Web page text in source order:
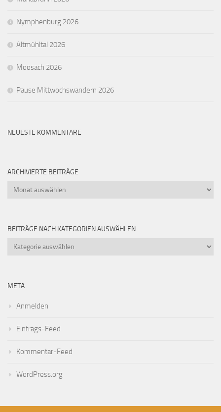
Nymphenburg 2026
Altmühltal 2026
Moosach 2026
Pause Mittwochswandern 2026
NEUESTE KOMMENTARE
ARCHIVIERTE BEITRÄGE
Archivierte
BEITRÄGE NACH KATEGORIEN AUSWÄHLEN
Beiträge
META
Anmelden
Eintrags-Feed
Kommentar-Feed
WordPress.org